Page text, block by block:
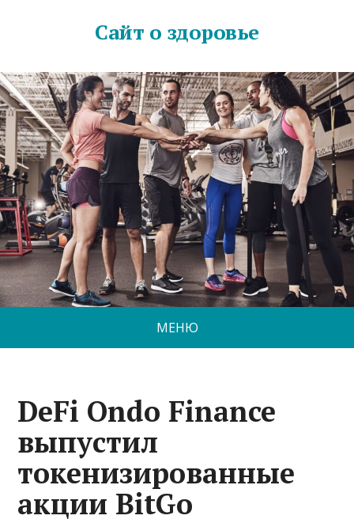
Сайт о здоровье
МЕНЮ
DeFi Ondo Finance
выпустил
токенизированные
акции BitGo